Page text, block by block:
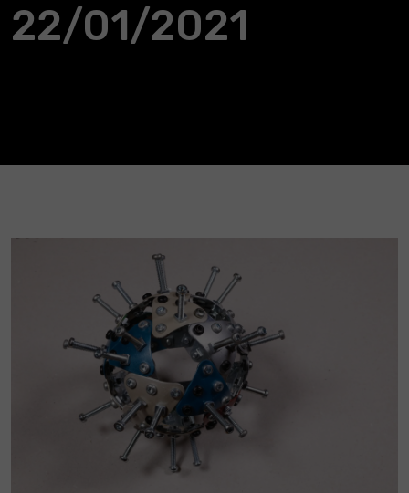
22/01/2021